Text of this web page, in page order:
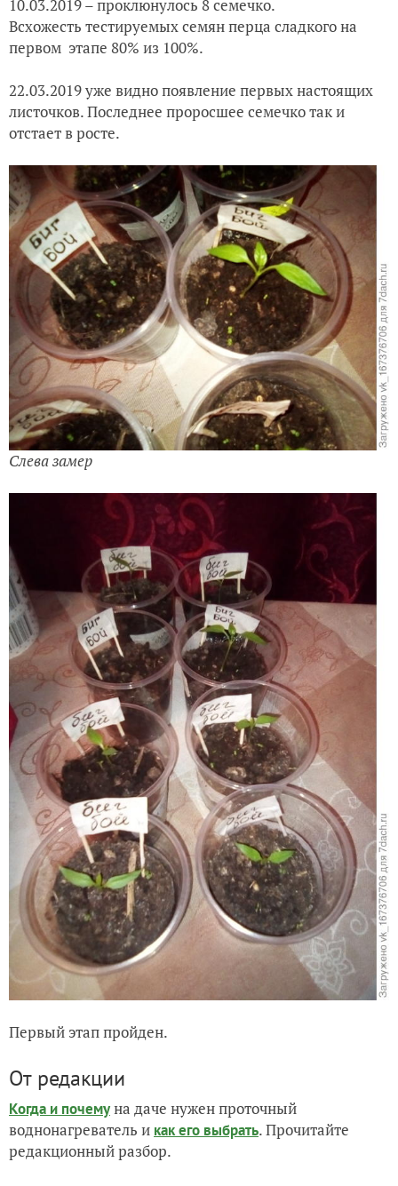
10.03.2019 – проклюнулось 8 семечко.
Всхожесть тестируемых семян перца сладкого на
первом этапе 80% из 100%.
22.03.2019 уже видно появление первых настоящих
листочков. Последнее проросшее семечко так и
отстает в росте.
Слева замер
Первый этап пройден.
От редакции
Когда и почемуна даче нужен проточный
воднонагреватель и как его выбрать. Прочитайте
редакционный разбор.